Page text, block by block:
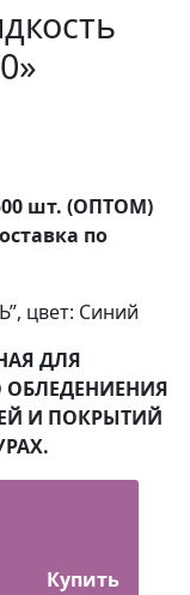
шт. (ОПТОМ)
по
цвет: Синий
ДЛЯ
И ПОКРЫТИЙ
Купить